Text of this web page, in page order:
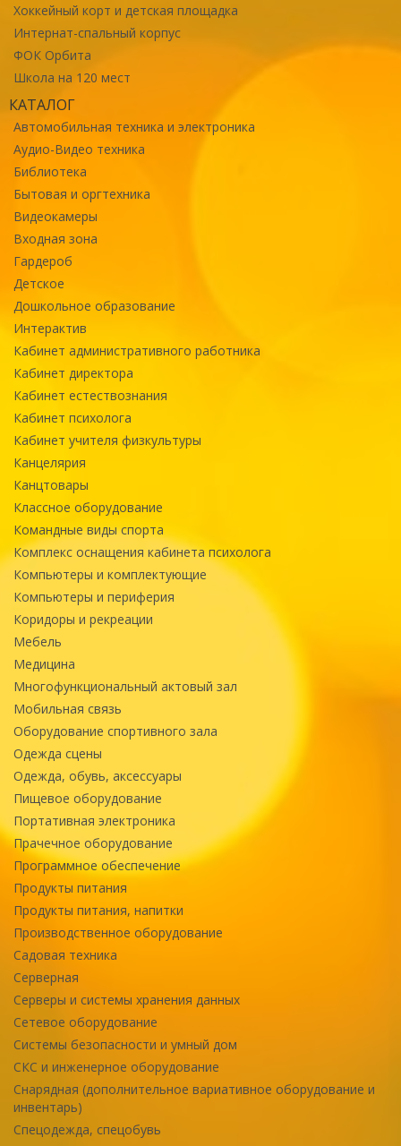
Хоккейный корт и детская площадка
Интернат-спальный корпус
ФОК Орбита
Школа на 120 мест
КАТАЛОГ
Автомобильная техника и электроника
Аудио-Видео техника
Библиотека
Бытовая и оргтехника
Видеокамеры
Входная зона
Гардероб
Детское
Дошкольное образование
Интерактив
Кабинет административного работника
Кабинет директора
Кабинет естествознания
Кабинет психолога
Кабинет учителя физкультуры
Канцелярия
Канцтовары
Классное оборудование
Командные виды спорта
Комплекс оснащения кабинета психолога
Компьютеры и комплектующие
Компьютеры и периферия
Коридоры и рекреации
Мебель
Медицина
Многофункциональный актовый зал
Мобильная связь
Оборудование спортивного зала
Одежда сцены
Одежда, обувь, аксессуары
Пищевое оборудование
Портативная электроника
Прачечное оборудование
Программное обеспечение
Продукты питания
Продукты питания, напитки
Производственное оборудование
Садовая техника
Серверная
Серверы и системы хранения данных
Сетевое оборудование
Системы безопасности и умный дом
СКС и инженерное оборудование
Снарядная (дополнительное вариативное оборудование и
инвентарь)
Спецодежда, спецобувь